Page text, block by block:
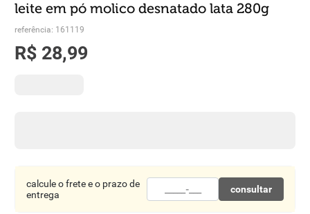
leite em pó molico desnatado lata 280g
referência: 161119
R$ 28,99
calcule o frete e o prazo de
entrega
consultar
6º biscoito
7º queijo